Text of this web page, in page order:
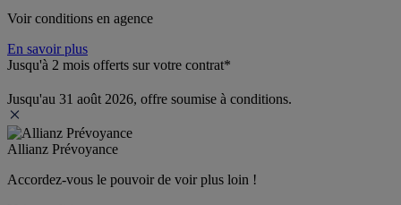
Voir conditions en agence
En savoir plus
Jusqu'à 2 mois offerts sur votre contrat*
Jusqu'au 31 août 2026, offre soumise à conditions.
Allianz Prévoyance
Accordez-vous le pouvoir de voir plus loin !